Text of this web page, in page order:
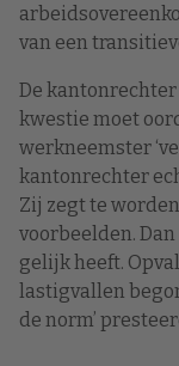
van een
De
kwestie moet
werkneemster
kantonrechter
Zij zegt te
voorbeelden.
gelijk heeft.
lastigvallen
de norm’